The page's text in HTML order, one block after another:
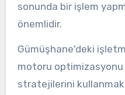
sonunda bir işlem
önemlidir.
Gümüşhane'deki
motoru optimizasyonu
stratejilerini